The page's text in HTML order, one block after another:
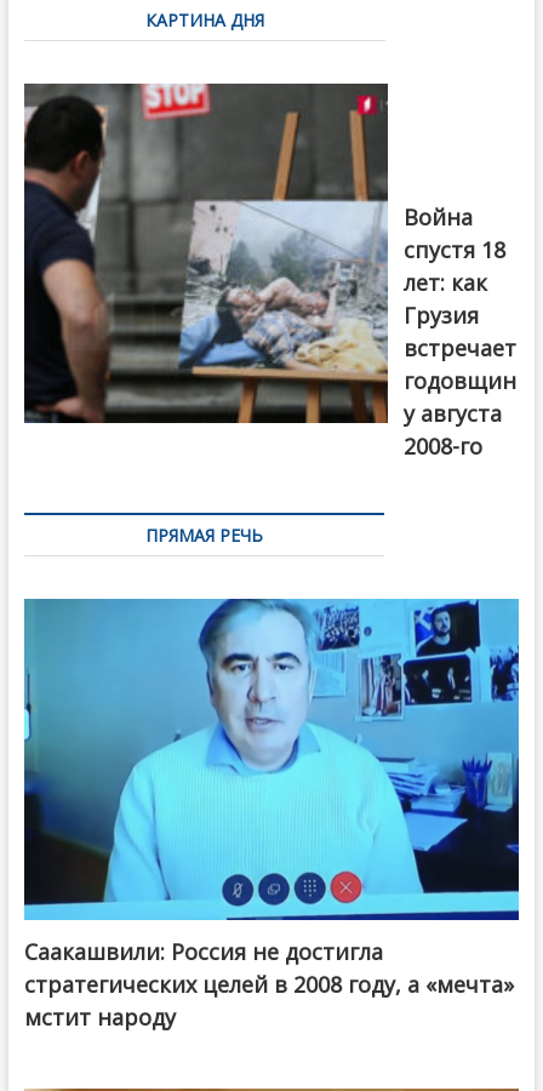
записямКАРТИНА ДНЯ
Первый канал
Война
спустя 18
лет: как
Грузия
встречает
годовщин
у августа
2008-го
ПРЯМАЯ РЕЧЬ
Саакашвили: Россия не достигла
стратегических целей в 2008 году, а «мечта»
мстит народу